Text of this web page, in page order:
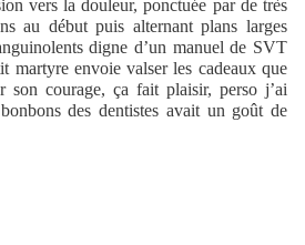
vers la douleur, ponctuée par de très
au début puis alternant plans larges
digne d’un manuel de SVT
martyre envoie valser les cadeaux que
courage, ça fait plaisir, perso j’ai
des dentistes avait un goût de